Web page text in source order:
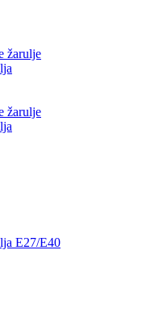
žarulje
žarulje
E27/E40